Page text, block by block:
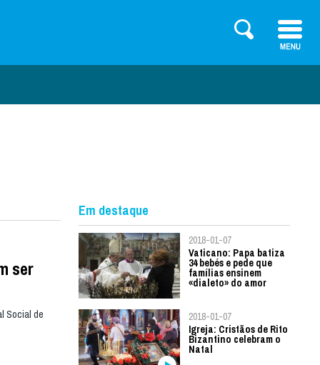
ser
Social de
Em destaque
2018-01-07
Vaticano: Papa batiza
34 bebés e pede que
famílias ensinem
«dialeto» do amor
2018-01-07
Igreja: Cristãos de Rito
Bizantino celebram o
Natal